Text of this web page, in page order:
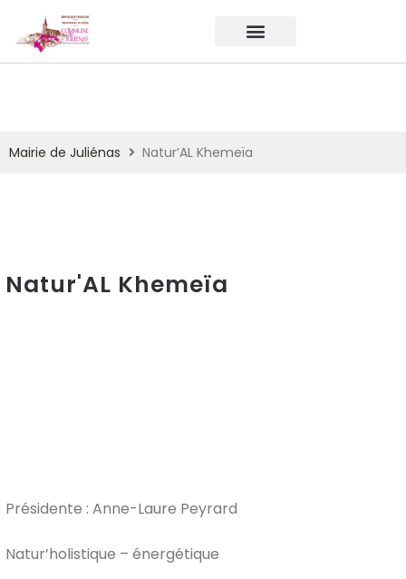
Mairie de Juliénas Natur’AL Khemeïa
Natur'AL Khemeïa
Présidente : Anne-Laure Peyrard
Natur’holistique – énergétique